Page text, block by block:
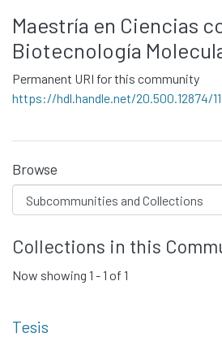
Maestría en Ciencias
Biotecnología
Permanent URI for this community
https://hdl.handle.net/20.500.12874/
Browse
Collections in this
Now showing 1 - 1 of 1
Tesis